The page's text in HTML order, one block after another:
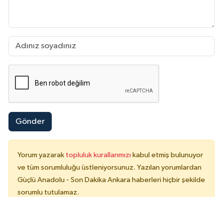
Gönder
Yorum yazarak topluluk kurallarımızı kabul etmiş bulunuyor
ve tüm sorumluluğu üstleniyorsunuz. Yazılan yorumlardan
Güçlü Anadolu - Son Dakika Ankara haberleri hiçbir şekilde
sorumlu tutulamaz.